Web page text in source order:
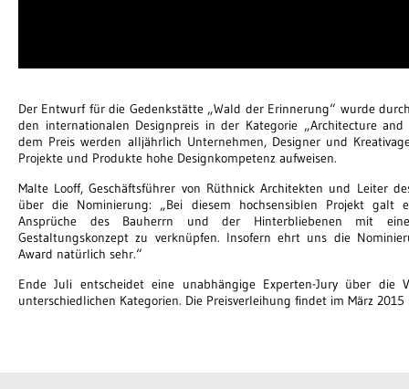
Der Entwurf für die Gedenkstätte „Wald der Erinnerung“ wurde
den internationalen Designpreis in der Kategorie „Architecture
dem Preis werden alljährlich Unternehmen, Designer und
Projekte und Produkte hohe Designkompetenz aufweisen.
Malte Looff, Geschäftsführer von Rüthnick Architekten und Leiter
über die Nominierung: „Bei diesem hochsensiblen Projekt galt
Ansprüche des Bauherrn und der Hinterbliebenen mit
Gestaltungskonzept zu verknüpfen. Insofern ehrt uns die
Award natürlich sehr.“
Ende Juli entscheidet eine unabhängige Experten-Jury über die
unterschiedlichen Kategorien. Die Preisverleihung findet im März